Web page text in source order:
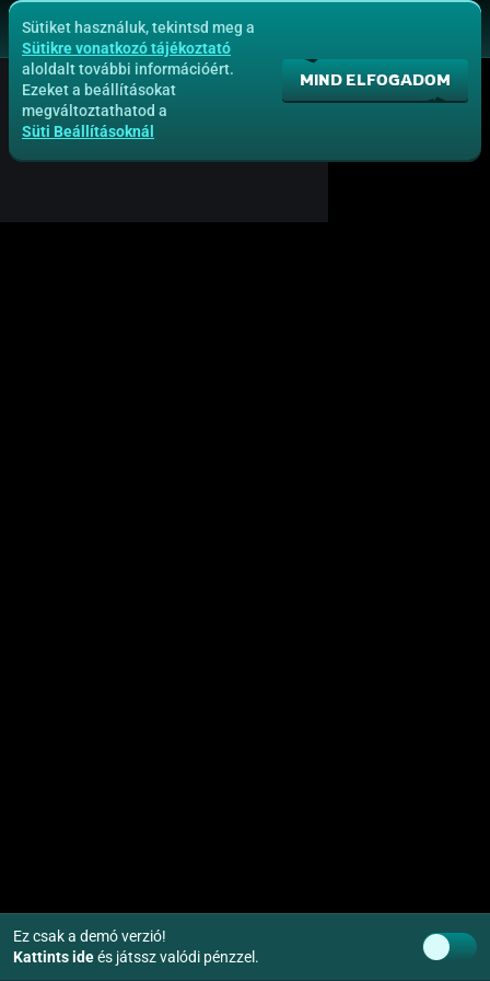
Ez csak a demó verzió!
Kattints ideés játssz valódi pénzzel.
Sütiket használuk, tekintsd meg a
Sütikre vonatkozó tájékoztató
aloldalt további információért.
Ezeket a beállításokat
megváltoztathatod a
Süti Beállításoknál
MIND ELFOGADOM